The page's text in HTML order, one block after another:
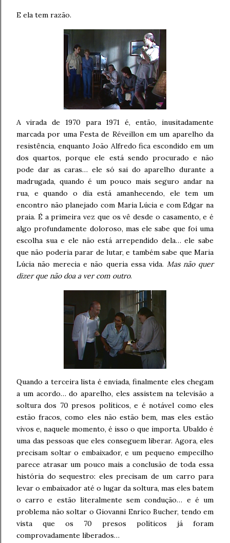
E ela tem razão.
A virada de 1970 para 1971 é, então, inusitadamente
marcada por uma Festa de Réveillon em um aparelho da
resistência, enquanto João Alfredo fica escondido em um
dos quartos, porque ele está sendo procurado e não
pode dar as caras… ele só sai do aparelho durante a
madrugada, quando é um pouco mais seguro andar na
rua, e quando o dia está amanhecendo, ele tem um
encontro não planejado com Maria Lúcia e com Edgar na
praia. É a primeira vez que os vê desde o casamento, e é
algo profundamente doloroso, mas ele sabe que foi uma
escolha sua e ele não está arrependido dela… ele sabe
que não poderia parar de lutar, e também sabe que Maria
Lúcia não merecia e não queria essa vida. Mas não quer
dizer que não doa a ver com outro.
Quando a terceira lista é enviada, finalmente eles chegam
a um acordo… do aparelho, eles assistem na televisão a
soltura dos 70 presos políticos, e é notável como eles
estão fracos, como eles não estão bem, mas eles estão
vivos e, naquele momento, é isso o que importa. Ubaldo é
uma das pessoas que eles conseguem liberar. Agora, eles
precisam soltar o embaixador, e um pequeno empecilho
parece atrasar um pouco mais a conclusão de toda essa
história do sequestro: eles precisam de um carro para
levar o embaixador até o lugar da soltura, mas eles batem
o carro e estão literalmente sem condução… e é um
problema não soltar o Giovanni Enrico Bucher, tendo em
vista que os 70 presos políticos já foram
comprovadamente liberados…